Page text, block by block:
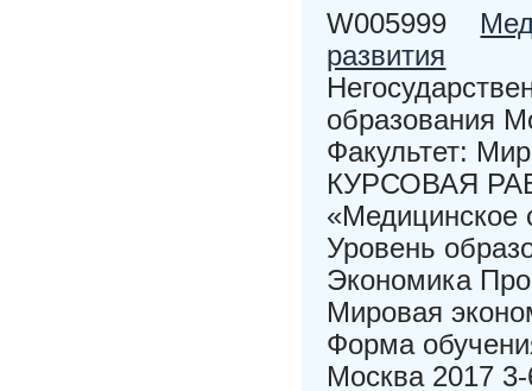
W005999
развития
образования
Факультет:
КУРСОВАЯ
«Медицинское
Уровень
Экономика
Мировая
Форма
Москва 2017